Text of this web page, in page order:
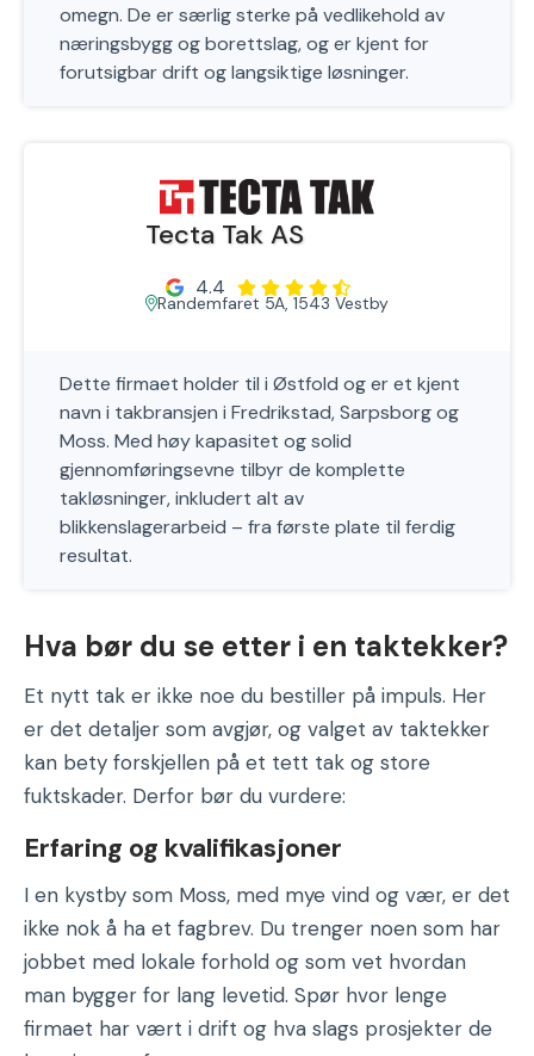
omegn. De er særlig sterke på vedlikehold av
næringsbygg og borettslag, og er kjent for
forutsigbar drift og langsiktige løsninger.
Tecta Tak AS
4.4
Randemfaret 5A, 1543 Vestby
Dette firmaet holder til i Østfold og er et kjent
navn i takbransjen i Fredrikstad, Sarpsborg og
Moss. Med høy kapasitet og solid
gjennomføringsevne tilbyr de komplette
takløsninger, inkludert alt av
blikkenslagerarbeid – fra første plate til ferdig
resultat.
Hva bør du se etter i en taktekker?
Et nytt tak er ikke noe du bestiller på impuls. Her
er det detaljer som avgjør, og valget av taktekker
kan bety forskjellen på et tett tak og store
fuktskader. Derfor bør du vurdere:
Erfaring og kvalifikasjoner
I en kystby som Moss, med mye vind og vær, er det
ikke nok å ha et fagbrev. Du trenger noen som har
jobbet med lokale forhold og som vet hvordan
man bygger for lang levetid. Spør hvor lenge
firmaet har vært i drift og hva slags prosjekter de